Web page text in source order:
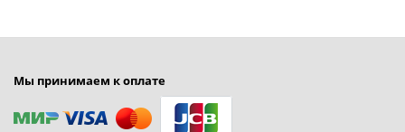
Мы принимаем к оплате